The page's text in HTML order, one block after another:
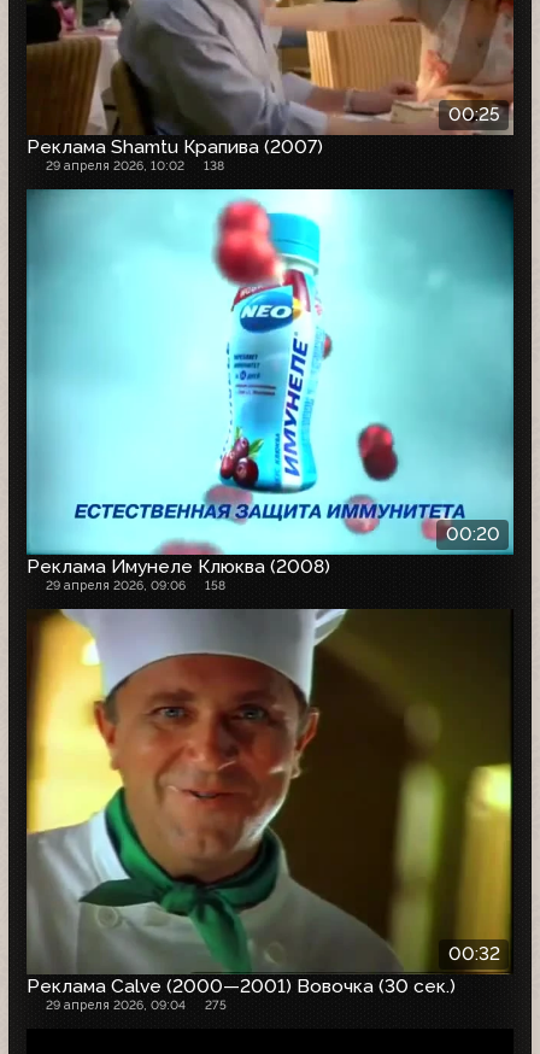
00:25
Реклама Shamtu Крапива (2007)
29 апреля 2026, 10:02 138
00:20
Реклама Имунеле Клюква (2008)
29 апреля 2026, 09:06 158
00:32
Реклама Calve (2000—2001) Вовочка (30 сек.)
29 апреля 2026, 09:04 275